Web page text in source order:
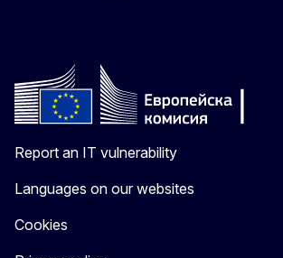
Report an IT vulnerability
Languages on our websites
Cookies